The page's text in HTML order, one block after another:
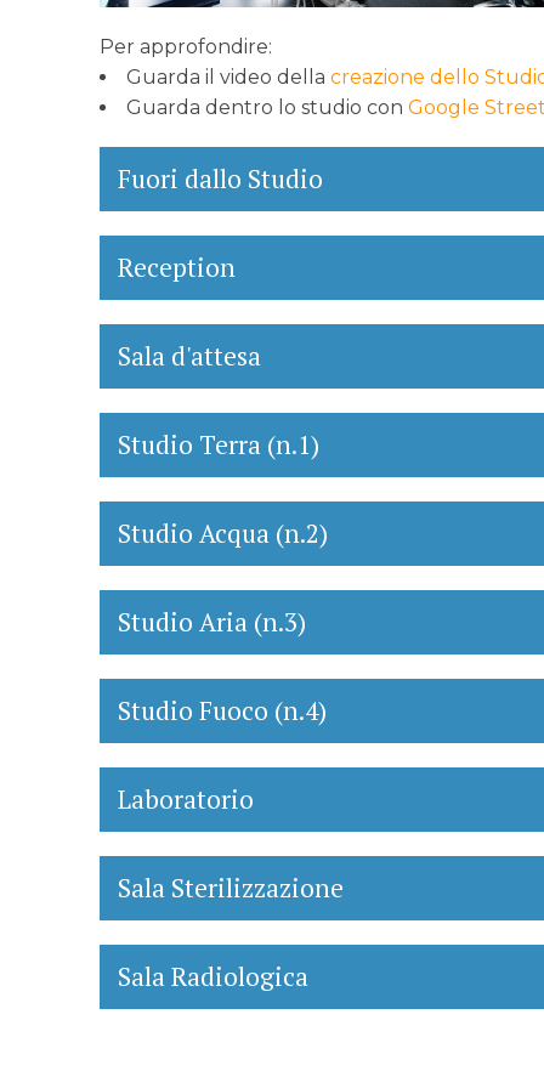
Per approfondire:
Guarda il video della creazione dello
Guarda dentro lo studio con Google
Fuori dallo Studio
Reception
Sala d'attesa
Studio Terra (n.1)
Studio Acqua (n.2)
Studio Aria (n.3)
Studio Fuoco (n.4)
Laboratorio
Sala Sterilizzazione
Sala Radiologica